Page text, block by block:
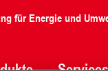
für Energie und
Services